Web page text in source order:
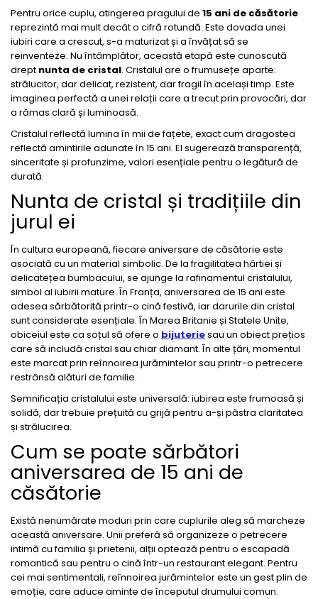
Pentru orice cuplu, atingerea pragului de 15 ani de căsătorie
reprezintă mai mult decât o cifră rotundă. Este dovada unei
iubiri care a crescut, s-a maturizat și a învățat să se
reinventeze. Nu întâmplător, această etapă este cunoscută
drept nunta de cristal. Cristalul are o frumusețe aparte:
strălucitor, dar delicat, rezistent, dar fragil în același timp. Este
imaginea perfectă a unei relații care a trecut prin provocări, dar
a rămas clară și luminoasă.
Cristalul reflectă lumina în mii de fațete, exact cum dragostea
reflectă amintirile adunate în 15 ani. El sugerează transparență,
sinceritate și profunzime, valori esențiale pentru o legătură de
durată.
Nunta de cristal și tradițiile din
jurul ei
În cultura europeană, fiecare aniversare de căsătorie este
asociată cu un material simbolic. De la fragilitatea hârtiei și
delicatețea bumbacului, se ajunge la rafinamentul cristalului,
simbol al iubirii mature. În Franța, aniversarea de 15 ani este
adesea sărbătorită printr-o cină festivă, iar darurile din cristal
sunt considerate esențiale. În Marea Britanie și Statele Unite,
obiceiul este ca soțul să ofere o bijuteriesau un obiect prețios
care să includă cristal sau chiar diamant. În alte țări, momentul
este marcat prin reînnoirea jurămintelor sau printr-o petrecere
restrânsă alături de familie.
Semnificația cristalului este universală: iubirea este frumoasă și
solidă, dar trebuie prețuită cu grijă pentru a-și păstra claritatea
și strălucirea.
Cum se poate sărbători
aniversarea de 15 ani de
căsătorie
Există nenumărate moduri prin care cuplurile aleg să marcheze
această aniversare. Unii preferă să organizeze o petrecere
intimă cu familia și prietenii, alții optează pentru o escapadă
romantică sau pentru o cină într-un restaurant elegant. Pentru
cei mai sentimentali, reînnoirea jurămintelor este un gest plin de
emoție, care aduce aminte de începutul drumului comun.